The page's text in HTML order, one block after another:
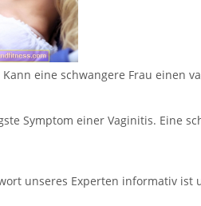
eine schwangere Frau einen
Symptom einer Vaginitis. Eine
unseres Experten informativ ist